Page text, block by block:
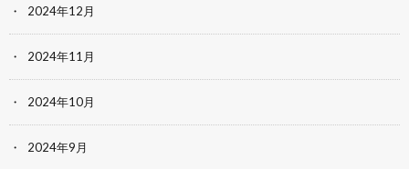
2024年12月
2024年11月
2024年10月
2024年9月